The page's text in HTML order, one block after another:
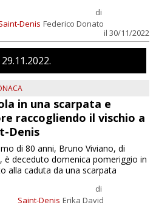
Denis
di
Federico Donato
il 30/11/2022
29 11 2022
in una scarpata e
raccogliendo il vischio a
Denis
Saint-Denis
di
Erika David
di 80 anni, Bruno Viviano, di
è deceduto domenica pomeriggio in
alla caduta da una scarpata